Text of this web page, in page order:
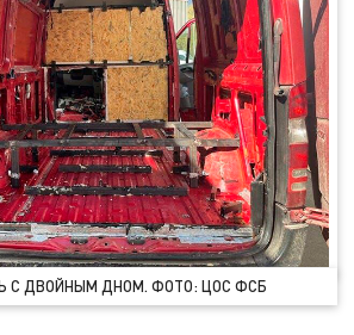
С ДВОЙНЫМ ДНОМ. ФОТО: ЦОС ФСБ